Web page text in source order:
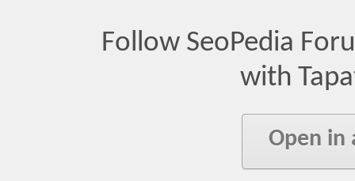
Follow SeoPedia
with
Open in